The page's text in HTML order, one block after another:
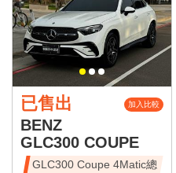
已售出 加入比較
BENZ
GLC300 COUPE
GLC300 Coupe 4Matic總